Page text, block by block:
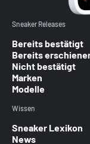
Sneaker Releases
Bereits bestätigt
Bereits
Nicht bestätigt
Marken
Modelle
Wissen
Sneaker Lexikon
News